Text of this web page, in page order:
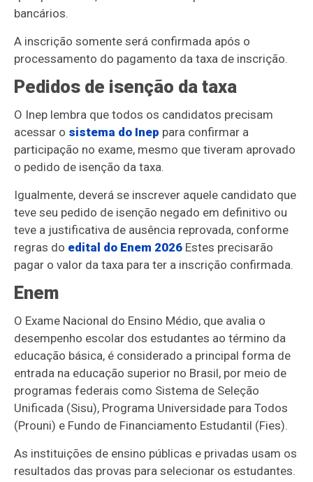
bancários.
A inscrição somente será confirmada após o
processamento do pagamento da taxa de inscrição.
Pedidos de isenção da taxa
O Inep lembra que todos os candidatos precisam
acessar o sistema do Inep para confirmar a
participação no exame, mesmo que tiveram aprovado
o pedido de isenção da taxa.
Igualmente, deverá se inscrever aquele candidato que
teve seu pedido de isenção negado em definitivo ou
teve a justificativa de ausência reprovada, conforme
regras do edital do Enem 2026 Estes precisarão
pagar o valor da taxa para ter a inscrição confirmada.
Enem
O Exame Nacional do Ensino Médio, que avalia o
desempenho escolar dos estudantes ao término da
educação básica, é considerado a principal forma de
entrada na educação superior no Brasil, por meio de
programas federais como Sistema de Seleção
Unificada (Sisu), Programa Universidade para Todos
(Prouni) e Fundo de Financiamento Estudantil (Fies).
As instituições de ensino públicas e privadas usam os
resultados das provas para selecionar os estudantes.